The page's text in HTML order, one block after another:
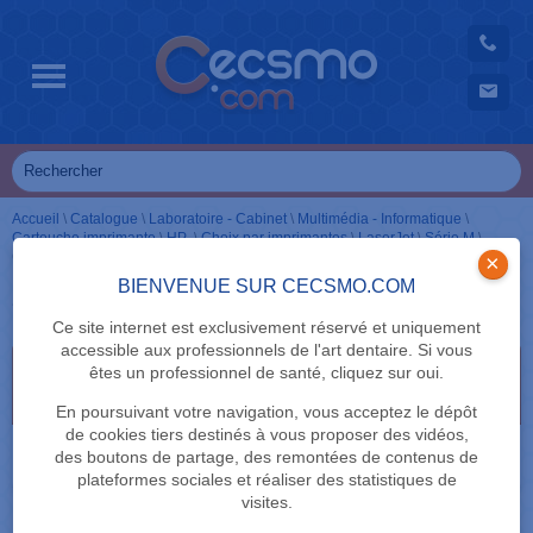
BIENVENUE SUR CECSMO.COM
Ce site internet est exclusivement réservé et uniquement
accessible aux professionnels de l'art dentaire. Si vous
êtes un professionnel de santé, cliquez sur oui.
En poursuivant votre navigation, vous acceptez le dépôt
de cookies tiers destinés à vous proposer des vidéos,
des boutons de partage, des remontées de contenus de
plateformes sociales et réaliser des statistiques de
visites.
×
Accueil \ Catalogue \ Laboratoire - Cabinet \ Multimédia - Informatique \
Cartouche imprimante\HP\Choix par imprimantes\LaserJet\Série M\
Sélectionnez vos critères de recherche en cliquant